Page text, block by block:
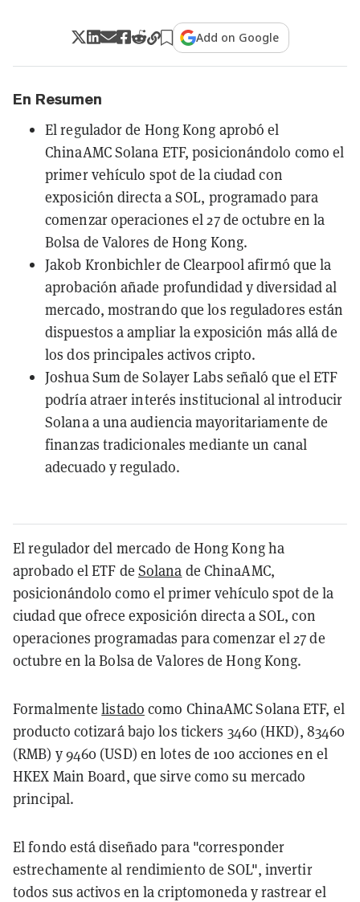
Add on Google
En Resumen
El regulador de Hong Kong aprobó el
ChinaAMC Solana ETF, posicionándolo como el
primer vehículo spot de la ciudad con
exposición directa a SOL, programado para
comenzar operaciones el 27 de octubre en la
Bolsa de Valores de Hong Kong.
Jakob Kronbichler de Clearpool afirmó que la
aprobación añade profundidad y diversidad al
mercado, mostrando que los reguladores están
dispuestos a ampliar la exposición más allá de
los dos principales activos cripto.
Joshua Sum de Solayer Labs señaló que el ETF
podría atraer interés institucional al introducir
Solana a una audiencia mayoritariamente de
finanzas tradicionales mediante un canal
adecuado y regulado.
El regulador del mercado de Hong Kong ha
aprobado el ETF de Solana de ChinaAMC,
posicionándolo como el primer vehículo spot de la
ciudad que ofrece exposición directa a SOL, con
operaciones programadas para comenzar el 27 de
octubre en la Bolsa de Valores de Hong Kong.
Formalmentelistado como ChinaAMC Solana ETF, el
producto cotizará bajo los tickers 3460 (HKD), 83460
(RMB) y 9460 (USD) en lotes de 100 acciones en el
HKEX Main Board, que sirve como su mercado
principal.
El fondo está diseñado para "corresponder
estrechamente al rendimiento de SOL", invertir
todos sus activos en la criptomoneda y rastrear el